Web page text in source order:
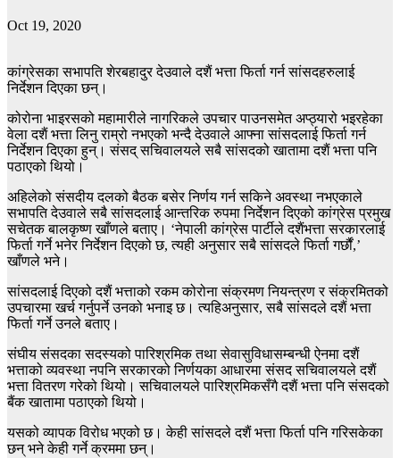
Oct 19, 2020
कांग्रेसका सभापति शेरबहादुर देउवाले दशैं भत्ता फिर्ता गर्न सांसदहरुलाई
निर्देशन दिएका छन्।
कोरोना भाइरसको महामारीले नागरिकले उपचार पाउनसमेत अप्ठ्यारो भइरहेका
वेला दशैं भत्ता लिनु राम्रो नभएको भन्दै देउवाले आफ्ना सांसदलाई फिर्ता गर्न
निर्देशन दिएका हुन्। संसद् सचिवालयले सबै सांसदको खातामा दशैं भत्ता पनि
पठाएको थियो।
अहिलेको संसदीय दलको बैठक बसेर निर्णय गर्न सकिने अवस्था नभएकाले
सभापति देउवाले सबै सांसदलाई आन्तरिक रुपमा निर्देशन दिएको कांग्रेस प्रमुख
सचेतक बालकृष्ण खाँणले बताए। ‘नेपाली कांग्रेस पार्टीले दशैंभत्ता सरकारलाई
फिर्ता गर्ने भनेर निर्देशन दिएको छ, त्यही अनुसार सबै सांसदले फिर्ता गर्छौं,’
खाँणले भने।
सांसदलाई दिएको दशैं भत्ताको रकम कोरोना संक्रमण नियन्त्रण र संक्रमितको
उपचारमा खर्च गर्नुपर्ने उनको भनाइ छ। त्यहिअनुसार, सबै सांसदले दशैं भत्ता
फिर्ता गर्ने उनले बताए।
संघीय संसदका सदस्यको पारिश्रमिक तथा सेवासुविधासम्बन्धी ऐनमा दशैं
भत्ताको व्यवस्था नपनि सरकारको निर्णयका आधारमा संसद सचिवालयले दशैं
भत्ता वितरण गरेको थियो। सचिवालयले पारिश्रमिकसँगै दशैं भत्ता पनि संसदको
बैंक खातामा पठाएको थियो।
यसको व्यापक विरोध भएको छ। केही सांसदले दशैं भत्ता फिर्ता पनि गरिसकेका
छन् भने केही गर्ने क्रममा छन्।